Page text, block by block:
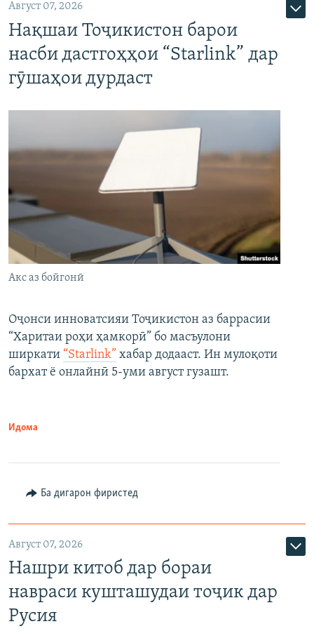
Август 07, 2026
Нақшаи Тоҷикистон барои
насби дастгоҳҳои “Starlink” дар
гӯшаҳои дурдаст
Акс аз бойгонӣ
Оҷонси инноватсияи Тоҷикистон аз баррасии
“Харитаи роҳи ҳамкорӣ” бо масъулони
ширкати “Starlink” хабар додааст. Ин мулоқоти
бархат ё онлайнӣ 5-уми август гузашт.
Идома
Ба дигарон фиристед
Август 07, 2026
Нашри китоб дар бораи
навраси кушташудаи тоҷик дар
Русия